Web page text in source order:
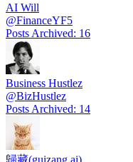
AI Will
@FinanceYF5
Posts Archived: 16
Business Hustlez
@BizHustlez
Posts Archived: 14
歸藏(guizang.ai)